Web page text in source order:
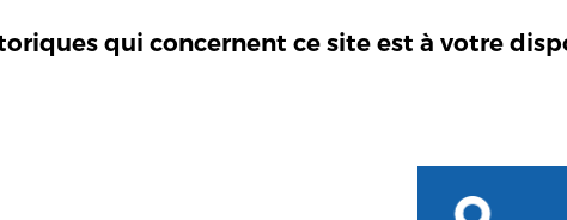
qui concernent ce site est à votre